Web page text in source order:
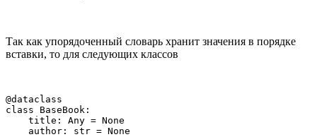
Так как упорядоченный словарь хранит значения в порядке
вставки, то для следующих классов
@dataclass
class BaseBook:
    title: Any = None
    author: str = None